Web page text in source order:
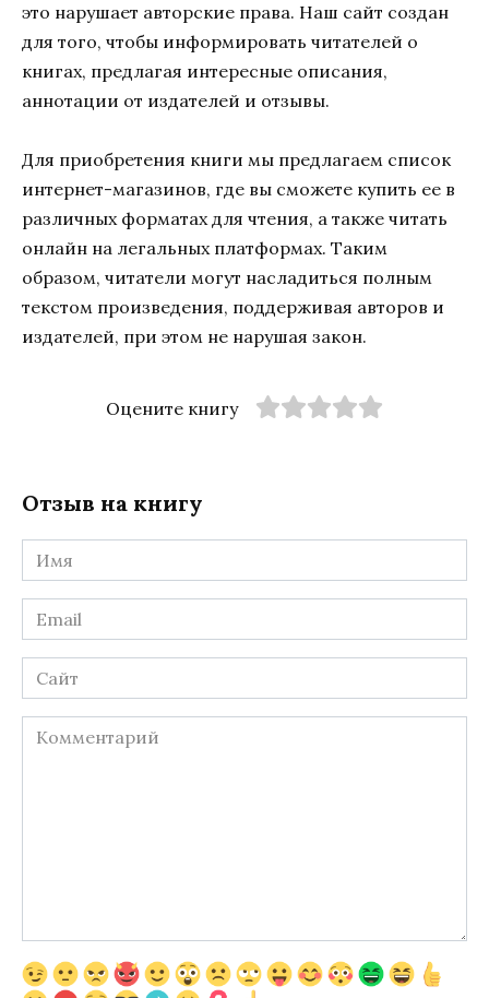
это нарушает авторские права. Наш сайт создан
для того, чтобы информировать читателей о
книгах, предлагая интересные описания,
аннотации от издателей и отзывы.
Для приобретения книги мы предлагаем список
интернет-магазинов, где вы сможете купить ее в
различных форматах для чтения, а также читать
онлайн на легальных платформах. Таким
образом, читатели могут насладиться полным
текстом произведения, поддерживая авторов и
издателей, при этом не нарушая закон.
Оцените книгу
Отзыв на книгу
Имя
*
Email
*
Сайт
Комментарий